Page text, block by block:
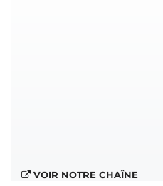
VOIR NOTRE CHAÎNE